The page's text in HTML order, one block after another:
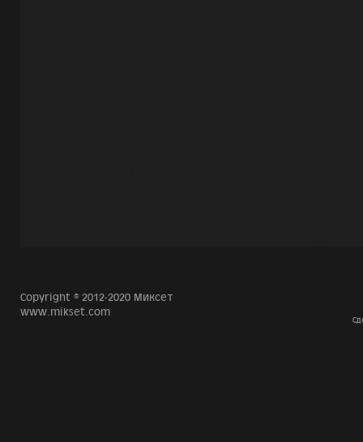
Copyright © 2012-2020 Миксет
www.mikset.com